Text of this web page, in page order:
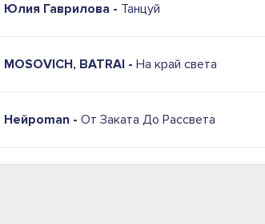
Юлия Гаврилова - Танцуй
MOSOVICH, BATRAI - На край света
Нейроman - От Заката До Рассвета